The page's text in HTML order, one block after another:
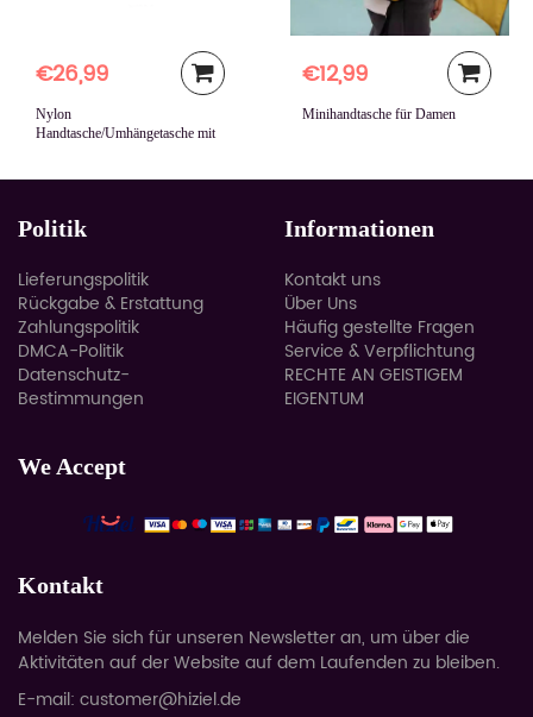
€26,99
Nylon
Handtasche/Umhängetasche mit
€12,99
Minihandtasche für Damen
Politik
Lieferungspolitik
Rückgabe & Erstattung
Zahlungspolitik
DMCA-Politik
Datenschutz-
Bestimmungen
Informationen
Kontakt uns
Über Uns
Häufig gestellte Fragen
Service & Verpflichtung
RECHTE AN GEISTIGEM
EIGENTUM
We Accept
Kontakt
Melden Sie sich für unseren Newsletter an, um über die
Aktivitäten auf der Website auf dem Laufenden zu bleiben.
E-mail: customer@hiziel.de